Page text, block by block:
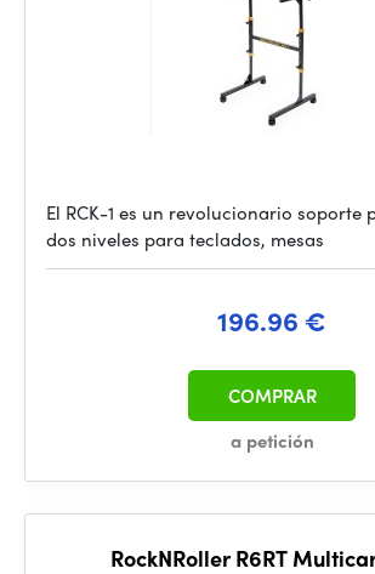
El RCK-1 es un revolucionario soporte
dos niveles para teclados, mesas
196.96 €
a petición
COMPRAR
RockNRoller R6RT